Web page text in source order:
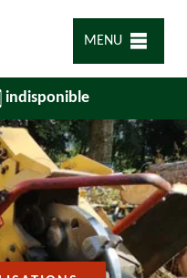
MENU
indisponible